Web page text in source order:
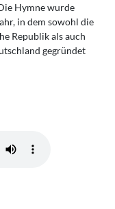
Hymne wurde
in dem sowohl die
Republik als auch
gegründet